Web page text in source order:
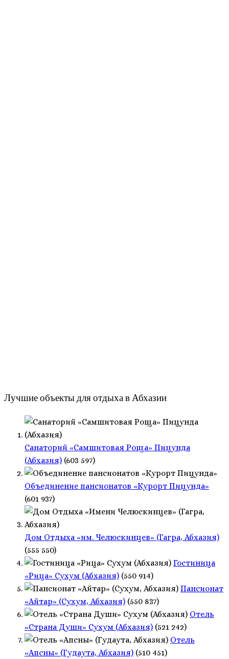
Лучшие объекты для отдыха в Абхазии
Санаторий «Самшитовая Роща» Пицунда
(Абхазия) (603 597)
Объединение пансионатов «Курорт Пицунда»
(601 937)
Дом Отдыха «им. Челюскинцев» (Гагра, Абхазия)
(555 550)
Гостиница
«Рица» Сухум (Абхазия) (550 914)
Пансионат
«Айтар» (Сухум, Абхазия) (550 837)
Отель
«Страна Души» Сухум (Абхазия) (521 242)
Отель
«Апсны» (Гудаута, Абхазия) (510 451)